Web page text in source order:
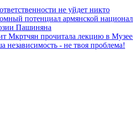
не уйдет никто
потенциал армянской
Пашиняна
Мкртчян прочитала лекцию в
- не твоя проблема!